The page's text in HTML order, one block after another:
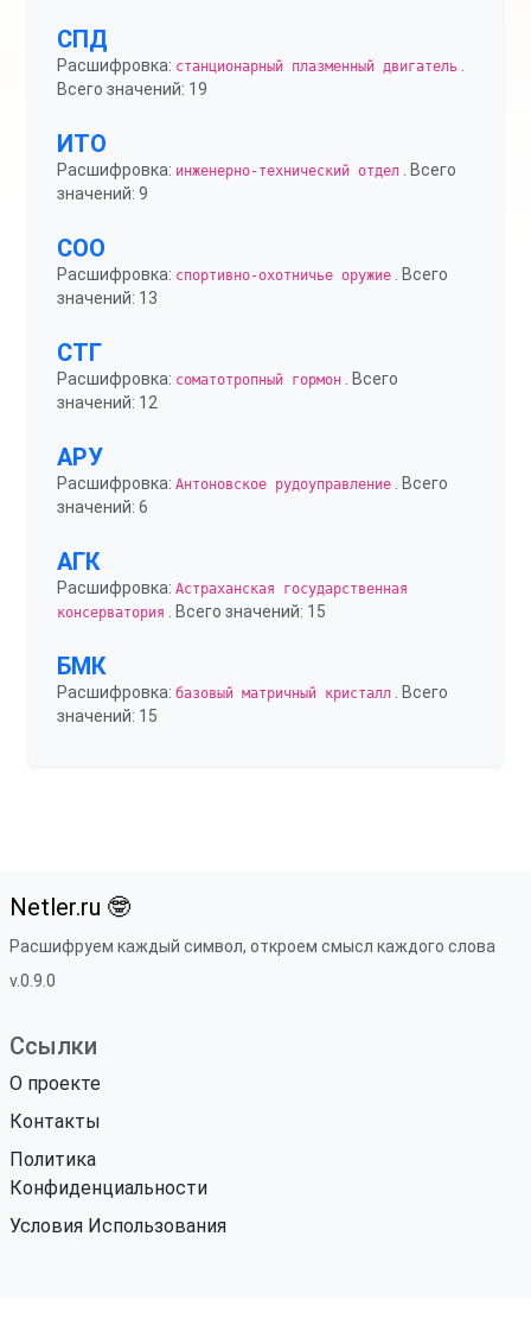
СПД
Расшифровка: станционарный плазменный двигатель
Всего значений: 19
ИТО
Расшифровка: инженерно-технический отдел . Всего
значений: 9
СОО
Расшифровка: спортивно-охотничье оружие . Всего
значений: 13
СТГ
Расшифровка: соматотропный гормон . Всего
значений: 12
АРУ
Расшифровка: Антоновское рудоуправление . Всего
значений: 6
АГК
Расшифровка: Астраханская государственная
консерватория
. Всего значений: 15
БМК
Расшифровка: базовый матричный кристалл . Всего
значений: 15
Netler.ru 🤓
Расшифруем каждый символ, откроем смысл каждого слова
v.0.9.0
Ссылки
О проекте
Контакты
Политика
Конфиденциальности
Условия Использования